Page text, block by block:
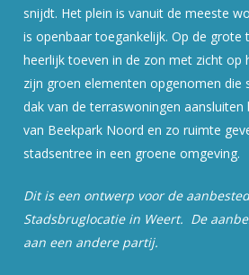
snijdt. Het plein is vanuit de meeste
is openbaar toegankelijk. Op de grote
heerlijk toeven in de zon met zicht op
zijn groen elementen opgenomen die
dak van de terraswoningen
van Beekpark Noord en zo ruimte
stadsentree in een groene omgeving.
Dit is een ontwerp voor de
Stadsbruglocatie in Weert. De
aan een andere partij.